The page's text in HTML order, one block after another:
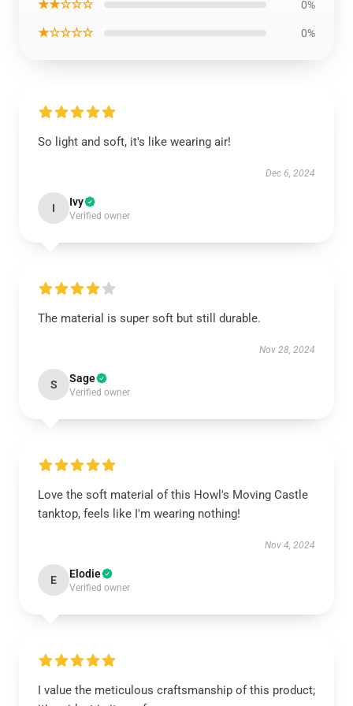
★★☆☆☆ 0%
★☆☆☆☆ 0%
So light and soft, it's like wearing air!
Dec 6, 2024
I Ivy
Verified owner
The material is super soft but still durable.
Nov 28, 2024
S Sage
Verified owner
Love the soft material of this Howl's Moving Castle
tanktop, feels like I'm wearing nothing!
Nov 4, 2024
E Elodie
Verified owner
I value the meticulous craftsmanship of this product;